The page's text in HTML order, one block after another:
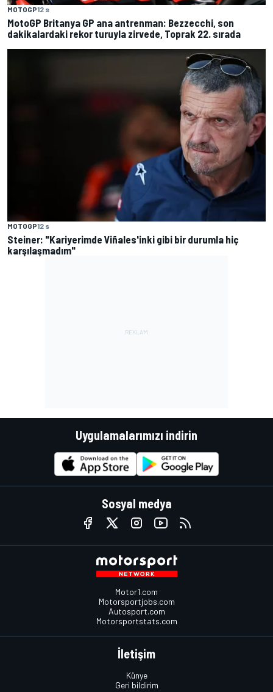
MOTOGP12 s
MotoGP Britanya GP ana antrenman: Bezzecchi, son
dakikalardaki rekor turuyla zirvede, Toprak 22. sırada
MOTOGP12 s
Steiner: "Kariyerimde Viñales'inki gibi bir durumla hiç
karşılaşmadım"
Uygulamalarımızı indirin
Sosyal medya
Motor1.com
Motorsportjobs.com
Autosport.com
Motorsportstats.com
İletişim
Künye
Geri bildirim